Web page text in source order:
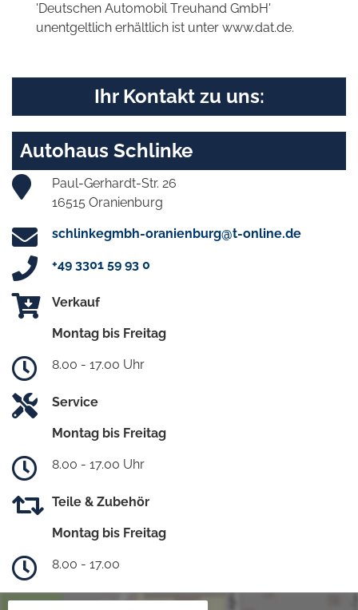
'Deutschen Automobil Treuhand GmbH'
unentgeltlich erhältlich ist unter www.dat.de.
Ihr Kontakt zu uns:
Autohaus Schlinke
Paul-Gerhardt-Str. 26
16515 Oranienburg
schlinkegmbh-oranienburg@t-online.de
+49 3301 59 93 0
Verkauf
Montag bis Freitag
8.00 - 17.00 Uhr
Service
Montag bis Freitag
8.00 - 17.00 Uhr
Teile & Zubehör
Montag bis Freitag
8.00 - 17.00